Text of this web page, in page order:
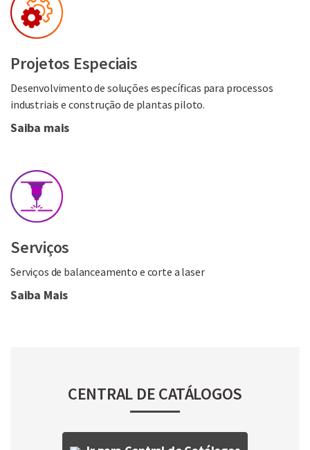
Projetos Especiais
Desenvolvimento de soluções específicas para processos
industriais e construção de plantas piloto.
Saiba mais
Serviços
Serviços de balanceamento e corte a laser
Saiba Mais
CENTRAL DE CATÁLOGOS